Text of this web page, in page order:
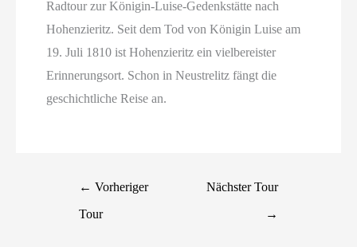
Radtour zur Königin-Luise-Gedenkstätte nach
Hohenzieritz. Seit dem Tod von Königin Luise am
19. Juli 1810 ist Hohenzieritz ein vielbereister
Erinnerungsort. Schon in Neustrelitz fängt die
geschichtliche Reise an.
← Vorheriger
Tour
Nächster Tour
→